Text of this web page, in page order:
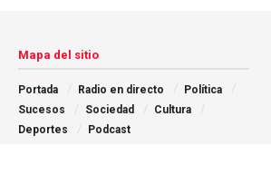
Mapa del sitio
Portada Radio en directo
Política
Sucesos
Sociedad
Cultura
Deportes
Podcast